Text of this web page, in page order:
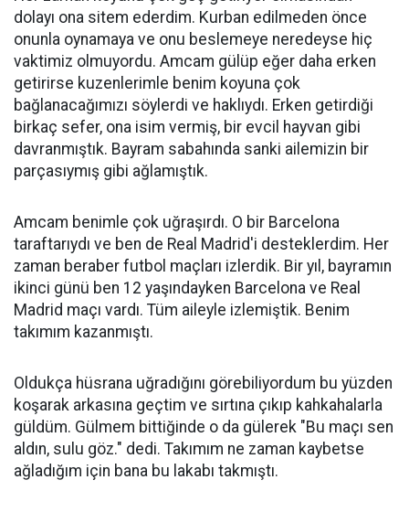
dolayı ona sitem ederdim. Kurban edilmeden önce
onunla oynamaya ve onu beslemeye neredeyse hiç
vaktimiz olmuyordu. Amcam gülüp eğer daha erken
getirirse kuzenlerimle benim koyuna çok
bağlanacağımızı söylerdi ve haklıydı. Erken getirdiği
birkaç sefer, ona isim vermiş, bir evcil hayvan gibi
davranmıştık. Bayram sabahında sanki ailemizin bir
parçasıymış gibi ağlamıştık.
Amcam benimle çok uğraşırdı. O bir Barcelona
taraftarıydı ve ben de Real Madrid'i desteklerdim. Her
zaman beraber futbol maçları izlerdik. Bir yıl, bayramın
ikinci günü ben 12 yaşındayken Barcelona ve Real
Madrid maçı vardı. Tüm aileyle izlemiştik. Benim
takımım kazanmıştı.
Oldukça hüsrana uğradığını görebiliyordum bu yüzden
koşarak arkasına geçtim ve sırtına çıkıp kahkahalarla
güldüm. Gülmem bittiğinde o da gülerek "Bu maçı sen
aldın, sulu göz." dedi. Takımım ne zaman kaybetse
ağladığım için bana bu lakabı takmıştı.